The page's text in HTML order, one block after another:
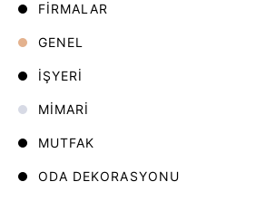
FIRMALAR
GENEL
İŞYERI
MIMARI
MUTFAK
ODA DEKORASYONU